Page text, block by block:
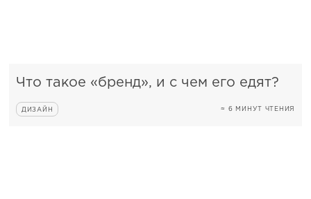
Что такое «бренд», и с чем его едят?
ДИЗАЙН ≈ 6 МИНУТ ЧТЕНИЯ